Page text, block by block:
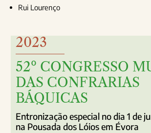
Rui Lourenço
2023
52º CONGRESSO
DAS CONFRARIAS
BÁQUICAS
Entronização especial no dia 1 de
na Pousada dos Lóios em Évora